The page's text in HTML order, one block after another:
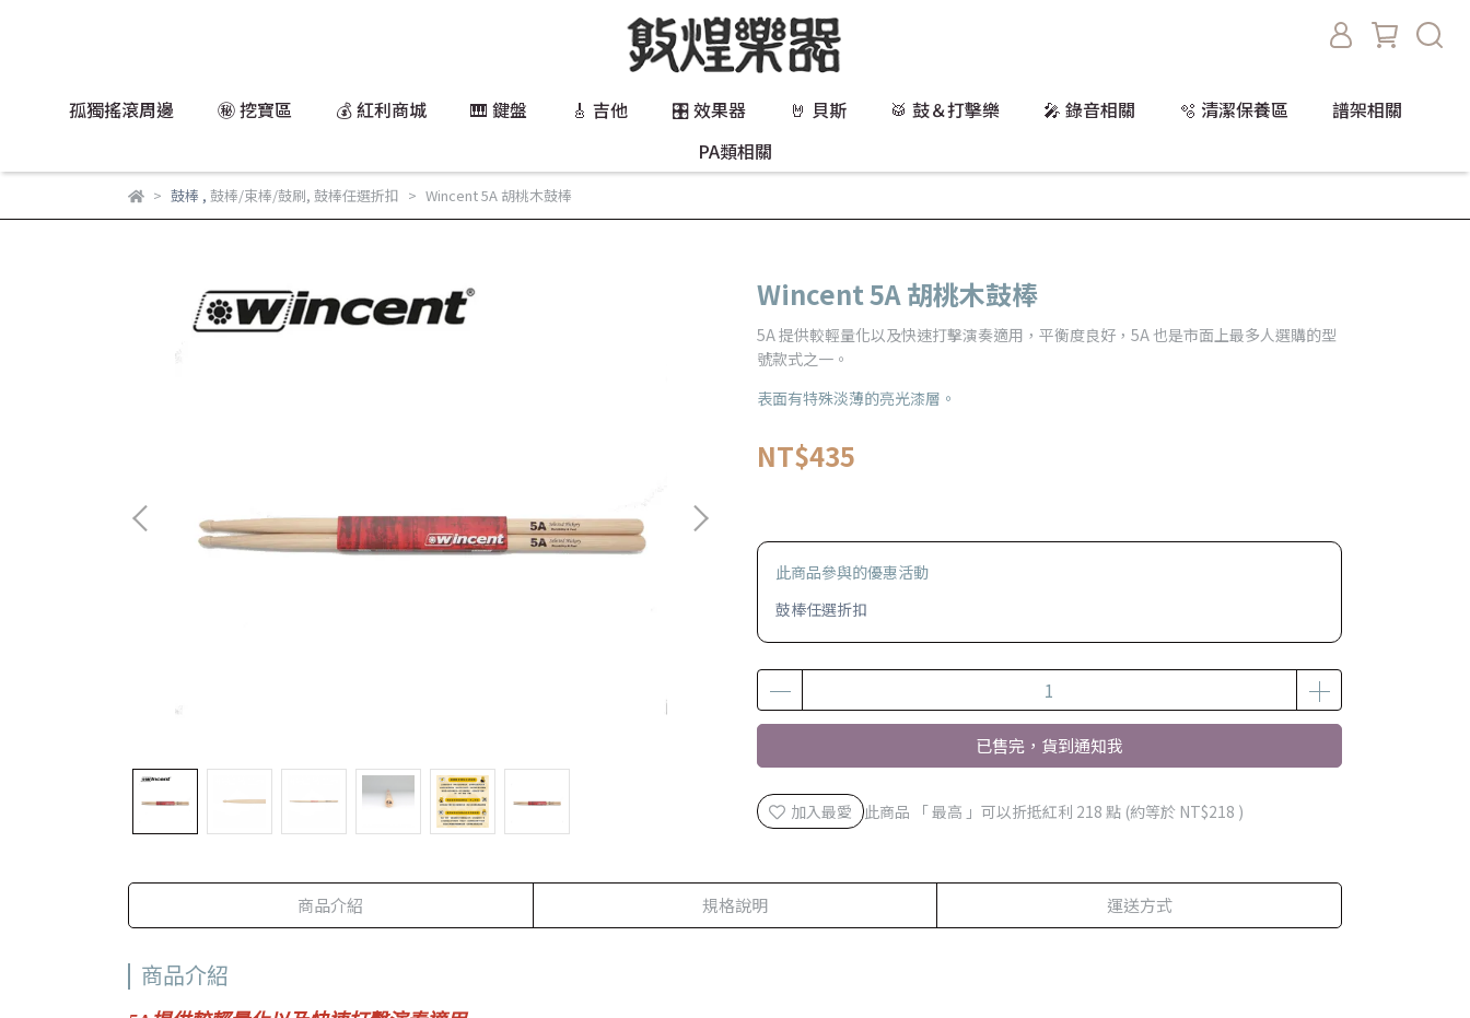
孤獨搖滾周邊 ㊙️ 挖寶區 💰 紅利商城 🎹 鍵盤 🎸 吉他 🎛️ 效果器 🤘 貝斯 🥁 鼓＆打擊樂 🎤 錄音相關 🫧 清潔保養區
譜架相關
PA類相關
鼓棒 , 鼓棒/束棒/鼓刷, 鼓棒任選折扣 Wincent 5A 胡桃木鼓棒
Wincent 5A 胡桃木鼓棒
5A 提供較輕量化以及快速打擊演奏適用，平衡度良好，5A 也是市面上最多人選購的型
號款式之一。
表面有特殊淡薄的亮光漆層。
NT$435
此商品參與的優惠活動
鼓棒任選折扣
已售完，貨到通知我
加入最愛 此商品 「 最高 」可以折抵紅利 218 點 (約等於 NT$218 )
商品介紹 規格說明 運送方式
商品介紹